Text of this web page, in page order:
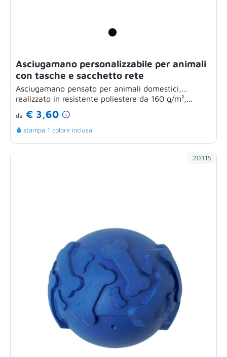
Asciugamano personalizzabile per animali
con tasche e sacchetto rete
Asciugamano pensato per animali domestici,
realizzato in resistente poliestere da 160 g/m²,...
da € 3,60
stampa 1 colore inclusa
20315